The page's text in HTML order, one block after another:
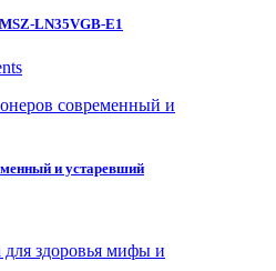
LN35VGB-E1
и устаревший